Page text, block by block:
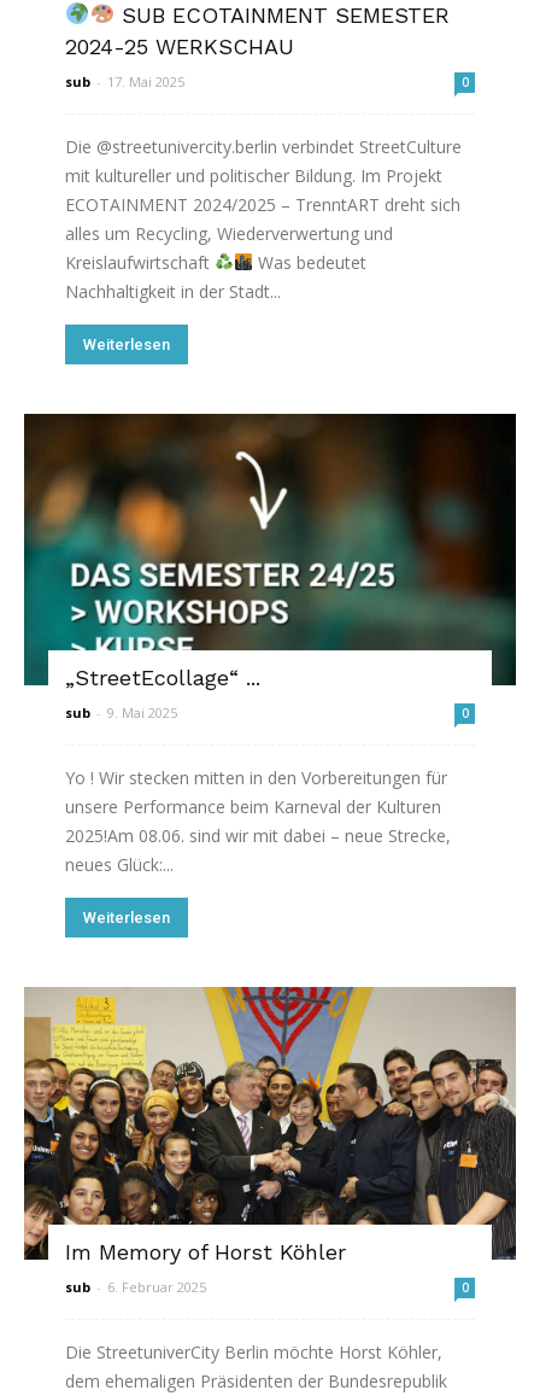
SUB ECOTAINMENT SEMESTER
2024-25 WERKSCHAU
sub - 17. Mai 2025 0
Die @streetunivercity.berlin verbindet StreetCulture
mit kultureller und politischer Bildung. Im Projekt
ECOTAINMENT 2024/2025 – TrenntART dreht sich
alles um Recycling, Wiederverwertung und
Kreislaufwirtschaft
Was bedeutet
Nachhaltigkeit in der Stadt...
Weiterlesen
„StreetEcollage“ ...
sub - 9. Mai 2025 0
Yo ! Wir stecken mitten in den Vorbereitungen für
unsere Performance beim Karneval der Kulturen
2025!Am 08.06. sind wir mit dabei – neue Strecke,
neues Glück:...
Weiterlesen
Im Memory of Horst Köhler
sub - 6. Februar 2025 0
Die StreetuniverCity Berlin möchte Horst Köhler,
dem ehemaligen Präsidenten der Bundesrepublik